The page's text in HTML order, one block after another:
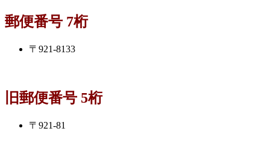
郵便番号 7桁
〒921-8133
旧郵便番号 5桁
〒921-81